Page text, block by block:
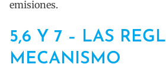
emisiones.
5,6 Y 7 – LAS
MECANISMO